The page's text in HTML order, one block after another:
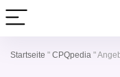
Startseite " CPQpedia "